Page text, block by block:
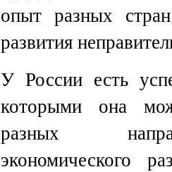
опыт разных
развития
У России есть
которыми она
разных
экономического